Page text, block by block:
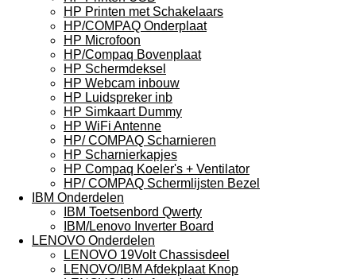
HP Printen met Schakelaars
HP/COMPAQ Onderplaat
HP Microfoon
HP/Compaq Bovenplaat
HP Schermdeksel
HP Webcam inbouw
HP Luidspreker inb
HP Simkaart Dummy
HP WiFi Antenne
HP/ COMPAQ Scharnieren
HP Scharnierkapjes
HP Compaq Koeler's + Ventilator
HP/ COMPAQ Schermlijsten Bezel
IBM Onderdelen
IBM Toetsenbord Qwerty
IBM/Lenovo Inverter Board
LENOVO Onderdelen
LENOVO 19Volt Chassisdeel
LENOVO/IBM Afdekplaat Knop